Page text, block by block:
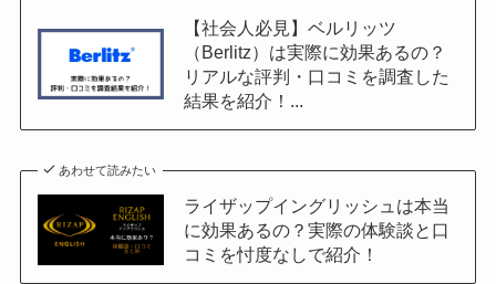
【社会人必見】ベルリッツ
（Berlitz）は実際に効果あるの？
リアルな評判・口コミを調査した
結果を紹介！...
あわせて読みたい
ライザップイングリッシュは本当
に効果あるの？実際の体験談と口
コミを忖度なしで紹介！